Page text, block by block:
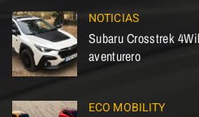
NOTICIAS
Subaru Crosstrek
aventurero
ECO MOBILITY